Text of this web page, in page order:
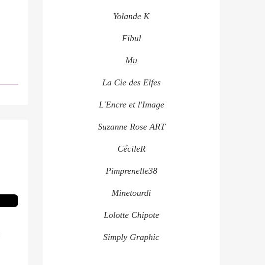
Yolande K
Fibul
Mu
La Cie des Elfes
L'Encre et l'Image
Suzanne Rose ART
CécileR
Pimprenelle38
Minetourdi
Lolotte Chipote
Simply Graphic